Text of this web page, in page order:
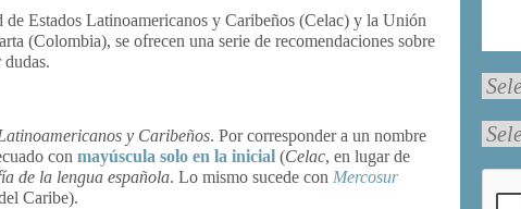
Estados Latinoamericanos y Caribeños (Celac) y la Unión
(Colombia), se ofrecen una serie de recomendaciones sobre
y Caribeños. Por corresponder a un nombre
con mayúscula solo en la inicial (Celac, en lugar de
de la lengua española. Lo mismo sucede con Mercosur
Caribe).